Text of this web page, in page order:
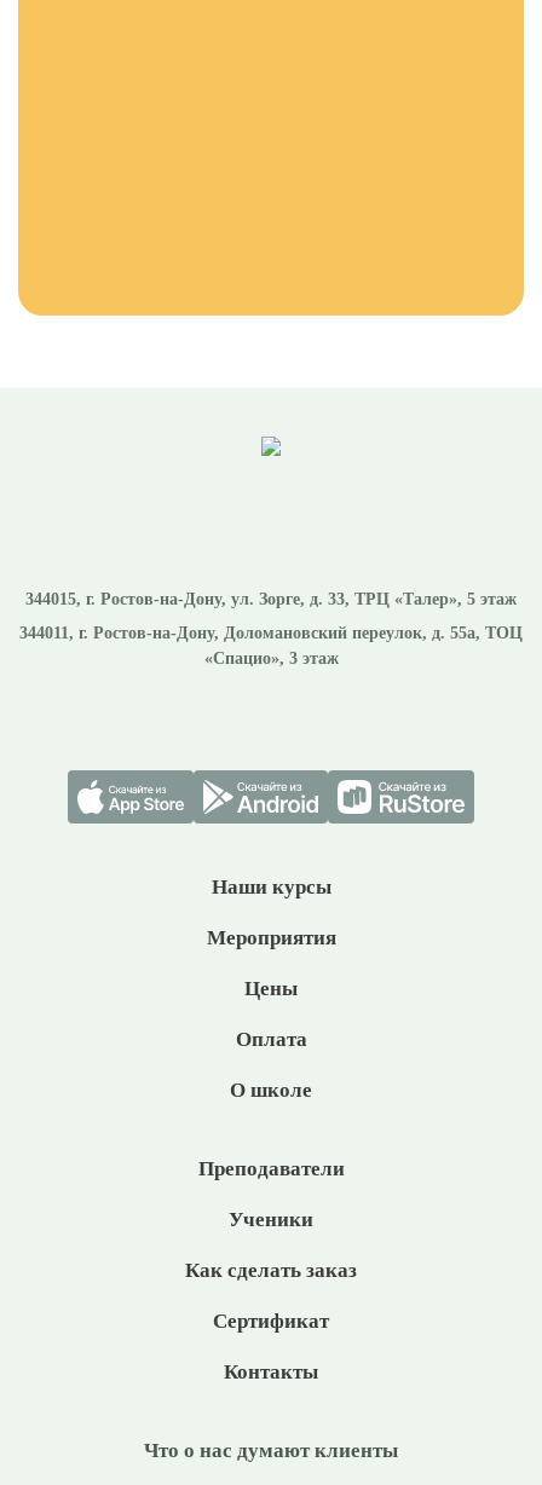
344015, г. Ростов-на-Дону, ул. Зорге, д. 33, ТРЦ «Талер», 5 этаж
344011, г. Ростов-на-Дону, Доломановский переулок, д. 55а, ТОЦ
«Спацио», 3 этаж
Наши курсы
Мероприятия
Цены
Оплата
О школе
Преподаватели
Ученики
Как сделать заказ
Сертификат
Контакты
Что о нас думают клиенты